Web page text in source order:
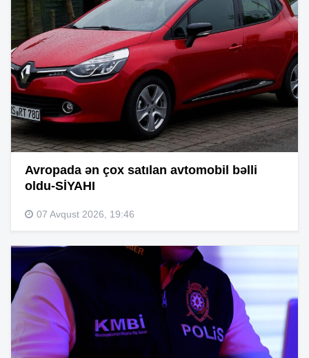
Avropada ən çox satılan avtomobil bəlli
oldu-SİYAHI
07 Avqust 2026, 19:46